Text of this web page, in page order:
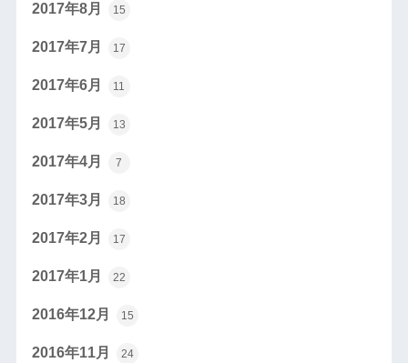
2017年8月 15
2017年7月 17
2017年6月 11
2017年5月 13
2017年4月 7
2017年3月 18
2017年2月 17
2017年1月 22
2016年12月 15
2016年11月 24